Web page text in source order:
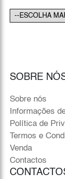
SOBRE
Sobre nós
Informações
Política de
Termos e
Venda
Contactos